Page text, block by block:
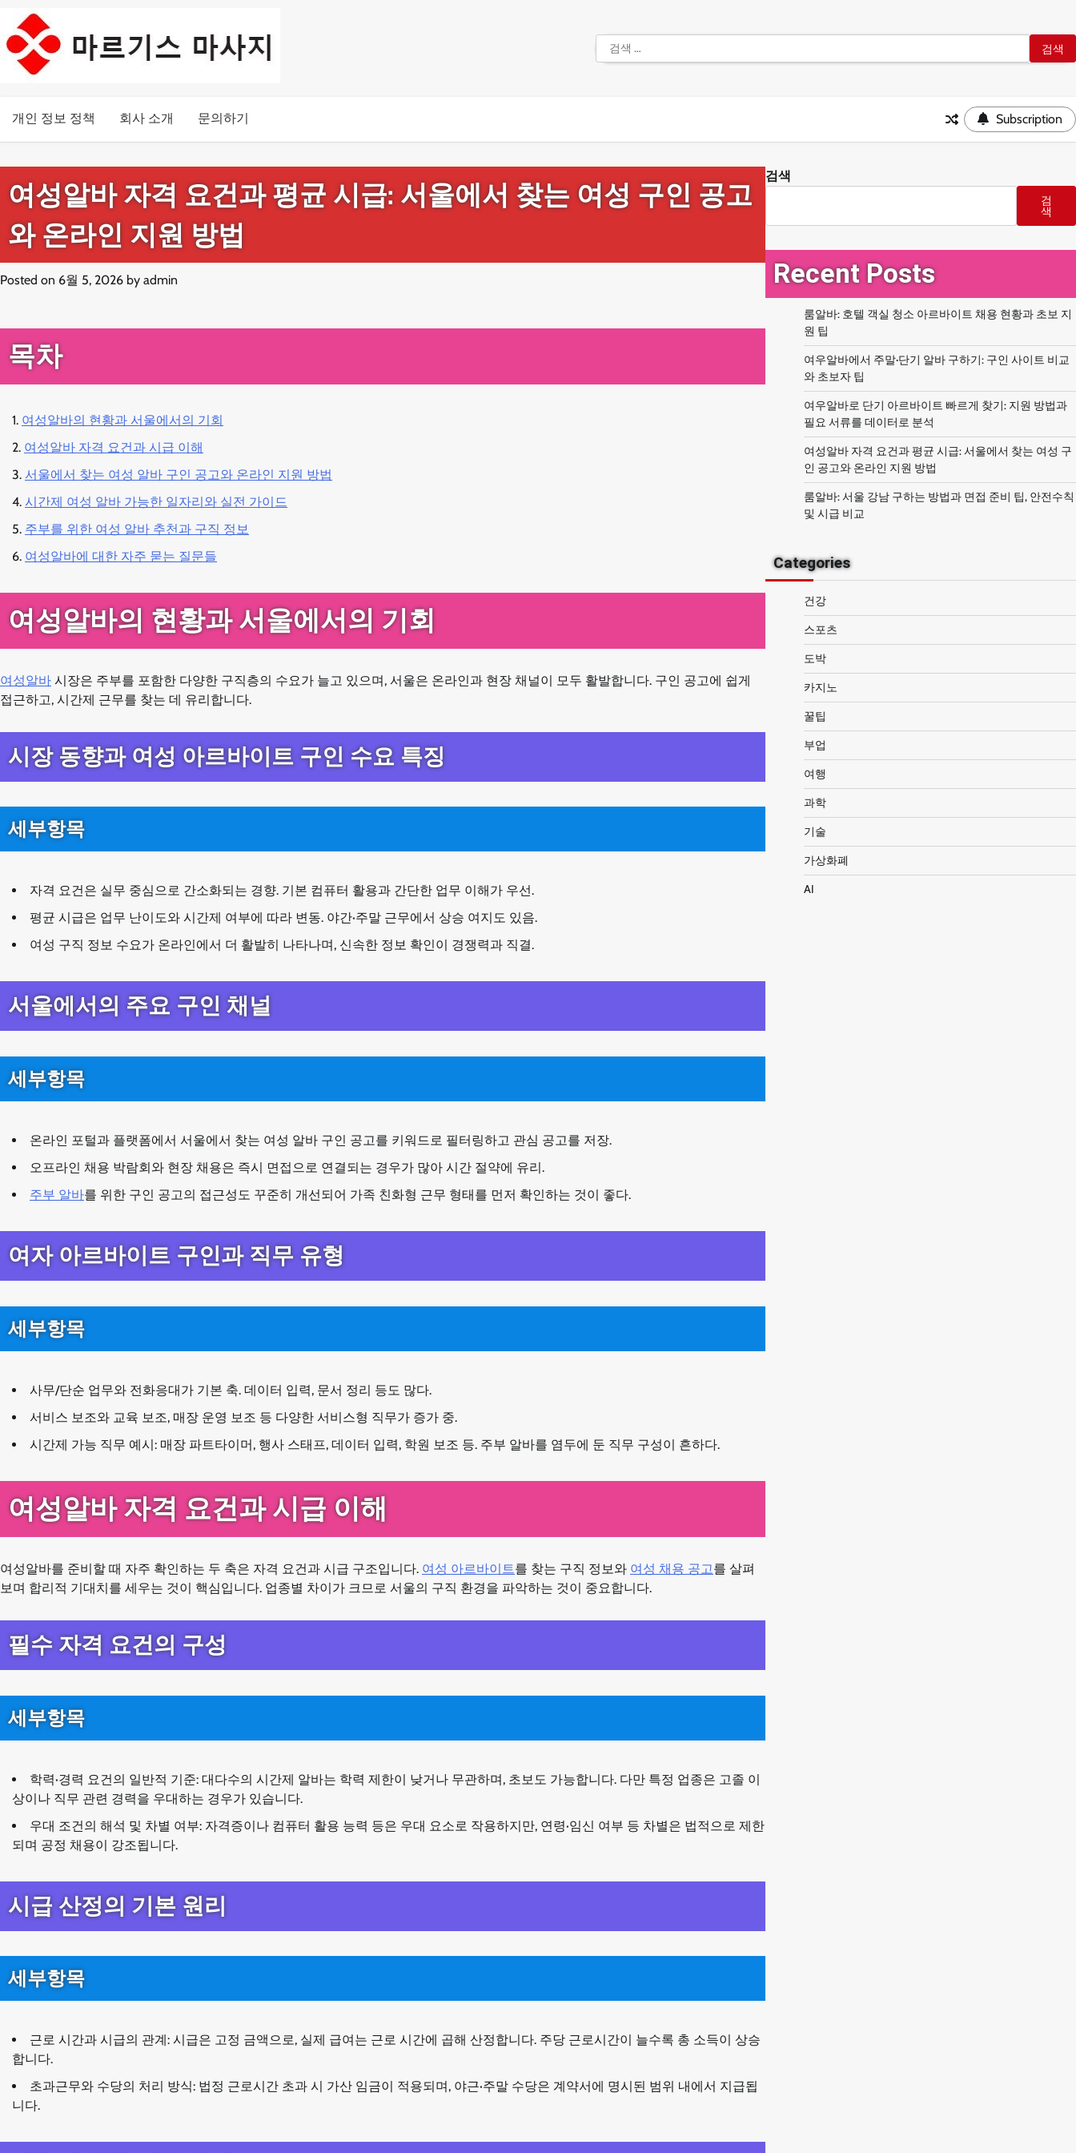
content
색:
개인 정보 정책 회사 소개 문의하기 Subscription
여성알바 자격 요건과 평균 시급: 서울에서 찾는 여성 구인 공고
와 온라인 지원 방법
Posted on 6월 5, 2026 by admin
목차
여성알바의 현황과 서울에서의 기회
여성알바 자격 요건과 시급 이해
서울에서 찾는 여성 알바 구인 공고와 온라인 지원 방법
시간제 여성 알바 가능한 일자리와 실전 가이드
주부를 위한 여성 알바 추천과 구직 정보
여성알바에 대한 자주 묻는 질문들
여성알바의 현황과 서울에서의 기회
여성알바 시장은 주부를 포함한 다양한 구직층의 수요가 늘고 있으며, 서울은 온라인과 현장 채널이 모두 활발합니다. 구인 공고에 쉽게
접근하고, 시간제 근무를 찾는 데 유리합니다.
시장 동향과 여성 아르바이트 구인 수요 특징
세부항목
자격 요건은 실무 중심으로 간소화되는 경향. 기본 컴퓨터 활용과 간단한 업무 이해가 우선.
평균 시급은 업무 난이도와 시간제 여부에 따라 변동. 야간·주말 근무에서 상승 여지도 있음.
여성 구직 정보 수요가 온라인에서 더 활발히 나타나며, 신속한 정보 확인이 경쟁력과 직결.
서울에서의 주요 구인 채널
세부항목
온라인 포털과 플랫폼에서 서울에서 찾는 여성 알바 구인 공고를 키워드로 필터링하고 관심 공고를 저장.
오프라인 채용 박람회와 현장 채용은 즉시 면접으로 연결되는 경우가 많아 시간 절약에 유리.
주부 알바를 위한 구인 공고의 접근성도 꾸준히 개선되어 가족 친화형 근무 형태를 먼저 확인하는 것이 좋다.
여자 아르바이트 구인과 직무 유형
세부항목
사무/단순 업무와 전화응대가 기본 축. 데이터 입력, 문서 정리 등도 많다.
서비스 보조와 교육 보조, 매장 운영 보조 등 다양한 서비스형 직무가 증가 중.
시간제 가능 직무 예시: 매장 파트타이머, 행사 스태프, 데이터 입력, 학원 보조 등. 주부 알바를 염두에 둔 직무 구성이 흔하다.
여성알바 자격 요건과 시급 이해
여성알바를 준비할 때 자주 확인하는 두 축은 자격 요건과 시급 구조입니다. 여성 아르바이트 를 찾는 구직 정보와 여성 채용 공고를 살펴
보며 합리적 기대치를 세우는 것이 핵심입니다. 업종별 차이가 크므로 서울의 구직 환경을 파악하는 것이 중요합니다.
필수 자격 요건의 구성
세부항목
학력·경력 요건의 일반적 기준: 대다수의 시간제 알바는 학력 제한이 낮거나 무관하며, 초보도 가능합니다. 다만 특정 업종은 고졸 이
상이나 직무 관련 경력을 우대하는 경우가 있습니다.
우대 조건의 해석 및 차별 여부: 자격증이나 컴퓨터 활용 능력 등은 우대 요소로 작용하지만, 연령·임신 여부 등 차별은 법적으로 제한
되며 공정 채용이 강조됩니다.
시급 산정의 기본 원리
세부항목
근로 시간과 시급의 관계: 시급은 고정 금액으로, 실제 급여는 근로 시간에 곱해 산정합니다. 주당 근로시간이 늘수록 총 소득이 상승
합니다.
초과근무와 수당의 처리 방식: 법정 근로시간 초과 시 가산 임금이 적용되며, 야근·주말 수당은 계약서에 명시된 범위 내에서 지급됩
니다.
검색
검
색
Recent Posts
룸알바: 호텔 객실 청소 아르바이트 채용 현황과 초보 지
원 팁
여우알바에서 주말·단기 알바 구하기: 구인 사이트 비교
와 초보자 팁
여우알바로 단기 아르바이트 빠르게 찾기: 지원 방법과
필요 서류를 데이터로 분석
여성알바 자격 요건과 평균 시급: 서울에서 찾는 여성 구
인 공고와 온라인 지원 방법
룸알바: 서울 강남 구하는 방법과 면접 준비 팁, 안전수칙
및 시급 비교
Categories
건강
스포츠
도박
카지노
꿀팁
부업
여행
과학
기술
가상화폐
AI